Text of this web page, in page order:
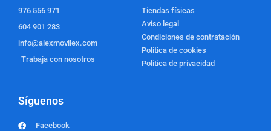
976 556 971
604 901 283
info@alexmovilex.com
Trabaja con nosotros
Tiendas físicas
Aviso legal
Condiciones de contratación
Politica de cookies
Politica de privacidad
Síguenos
Facebook